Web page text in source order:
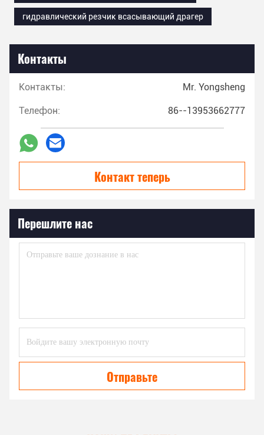
гидравлический резчик всасывающий драгер
Контакты
Контакты: Mr. Yongsheng
Телефон: 86--13953662777
Контакт теперь
Перешлите нас
Отправьте